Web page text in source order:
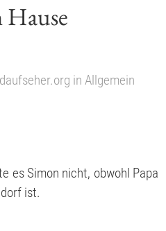
inAllgemein
es Simon nicht, obwohl Papa
ist.